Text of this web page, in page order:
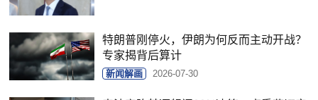
特朗普刚停火，伊朗为何反而主动开战？
专家揭背后算计
新闻解画 2026-07-30